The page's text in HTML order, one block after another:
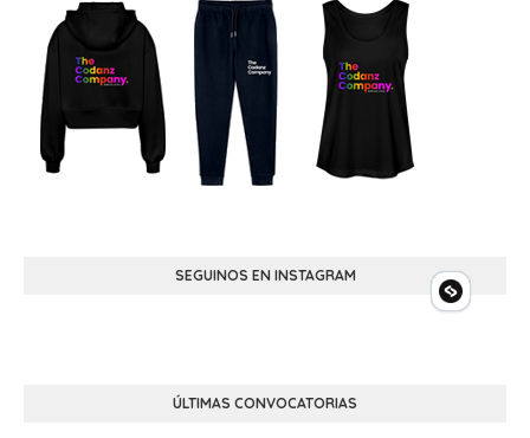
SEGUINOS EN INSTAGRAM
ÚLTIMAS CONVOCATORIAS